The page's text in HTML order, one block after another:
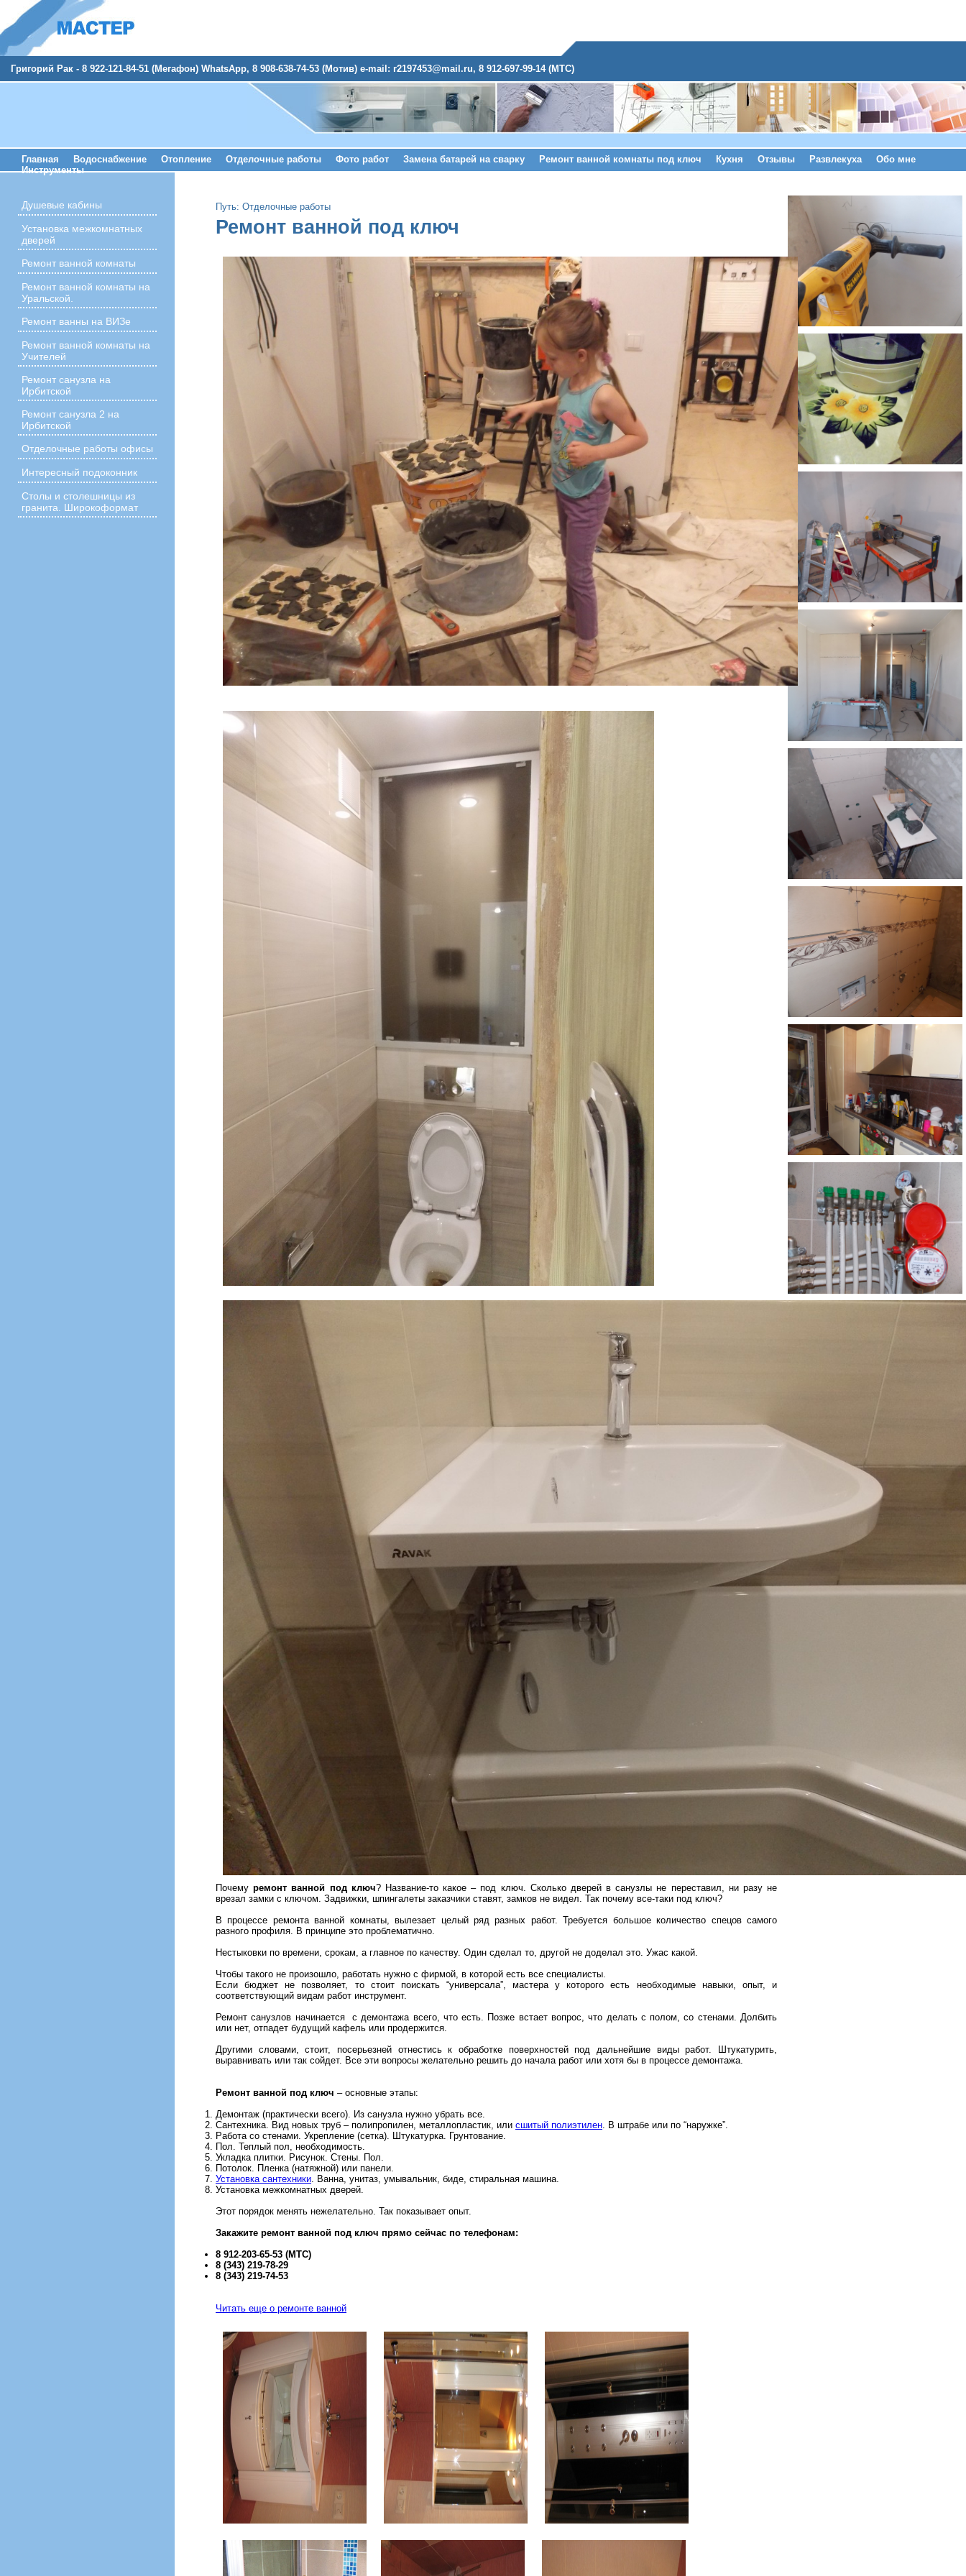
Григорий Рак - 8 922-121-84-51 (Мегафон) WhatsApp, 8 908-638-74-53 (Мотив) e-mail: r2197453@mail.ru, 8 912-697-99-14 (МТС)
Главная Водоснабжение Отопление Отделочные работы Фото работ Замена батарей на сварку Ремонт ванной комнаты под ключ Кухня Отзывы Развлекуха
Обо мне
Инструменты
Душевые кабины
Установка межкомнатных
дверей
Ремонт ванной комнаты
Ремонт ванной комнаты на
Уральской.
Ремонт ванны на ВИЗе
Ремонт ванной комнаты на
Учителей
Ремонт санузла на
Ирбитской
Ремонт санузла 2 на
Ирбитской
Отделочные работы офисы
Интересный подоконник
Столы и столешницы из
гранита. Широкоформат
Путь: Отделочные работы
Ремонт ванной под ключ
Почемуремонт ванной под ключ? Название-то какое – под ключ. Сколько дверей в санузлы не переставил, ни разу не
врезал замки с ключом. Задвижки, шпингалеты заказчики ставят, замков не видел. Так почему все-таки под ключ?
В процессе ремонта ванной комнаты, вылезает целый ряд разных работ. Требуется большое количество спецов самого
разного профиля. В принципе это проблематично.
Нестыковки по времени, срокам, а главное по качеству. Один сделал то, другой не доделал это. Ужас какой.
Чтобы такого не произошло, работать нужно с фирмой, в которой есть все специалисты.
Если бюджет не позволяет, то стоит поискать “универсала”, мастера у которого есть необходимые навыки, опыт, и
соответствующий видам работ инструмент.
Ремонт санузлов начинается с демонтажа всего, что есть. Позже встает вопрос, что делать с полом, со стенами. Долбить
или нет, отпадет будущий кафель или продержится.
Другими словами, стоит, посерьезней отнестись к обработке поверхностей под дальнейшие виды работ. Штукатурить,
выравнивать или так сойдет. Все эти вопросы желательно решить до начала работ или хотя бы в процессе демонтажа.
Ремонт ванной под ключ – основные этапы:
Демонтаж (практически всего). Из санузла нужно убрать все.
Сантехника. Вид новых труб – полипропилен, металлопластик, или сшитый полиэтилен. В штрабе или по “наружке”.
Работа со стенами. Укрепление (сетка). Штукатурка. Грунтование.
Пол. Теплый пол, необходимость.
Укладка плитки. Рисунок. Стены. Пол.
Потолок. Пленка (натяжной) или панели.
Установка сантехники. Ванна, унитаз, умывальник, биде, стиральная машина.
Установка межкомнатных дверей.
Этот порядок менять нежелательно. Так показывает опыт.
Закажите ремонт ванной под ключ прямо сейчас по телефонам:
8 912-203-65-53 (МТС)
8 (343) 219-78-29
8 (343) 219-74-53
Читать еще о ремонте ванной